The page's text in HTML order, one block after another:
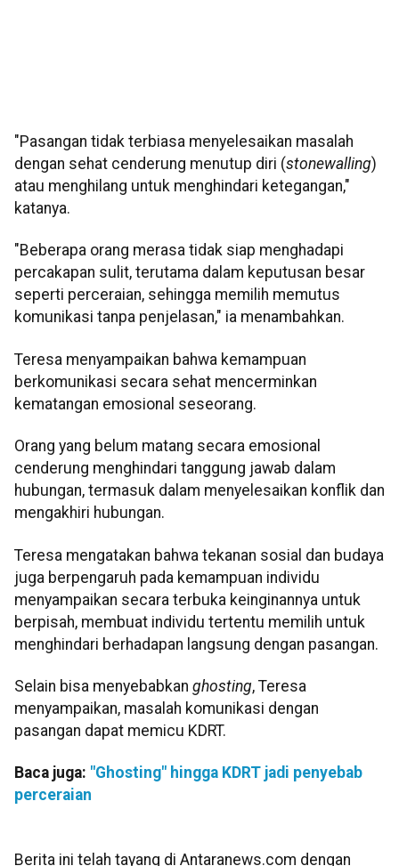
"Pasangan tidak terbiasa menyelesaikan masalah
dengan sehat cenderung menutup diri (stonewalling)
atau menghilang untuk menghindari ketegangan,"
katanya.
"Beberapa orang merasa tidak siap menghadapi
percakapan sulit, terutama dalam keputusan besar
seperti perceraian, sehingga memilih memutus
komunikasi tanpa penjelasan," ia menambahkan.
Teresa menyampaikan bahwa kemampuan
berkomunikasi secara sehat mencerminkan
kematangan emosional seseorang.
Orang yang belum matang secara emosional
cenderung menghindari tanggung jawab dalam
hubungan, termasuk dalam menyelesaikan konflik dan
mengakhiri hubungan.
Teresa mengatakan bahwa tekanan sosial dan budaya
juga berpengaruh pada kemampuan individu
menyampaikan secara terbuka keinginannya untuk
berpisah, membuat individu tertentu memilih untuk
menghindari berhadapan langsung dengan pasangan.
Selain bisa menyebabkan ghosting, Teresa
menyampaikan, masalah komunikasi dengan
pasangan dapat memicu KDRT.
Baca juga: "Ghosting" hingga KDRT jadi penyebab
perceraian
Berita ini telah tayang di Antaranews.com dengan